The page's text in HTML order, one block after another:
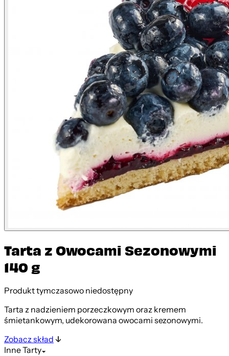
Tarta z Owocami Sezonowymi
140 g
Produkt tymczasowo niedostępny
Tarta z nadzieniem porzeczkowym oraz kremem
śmietankowym, udekorowana owocami sezonowymi.
Zobacz skład
InneTarty